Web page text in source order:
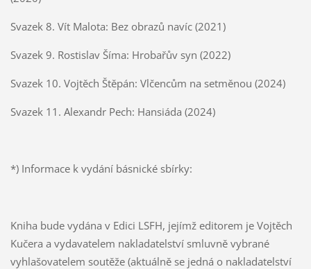
Svazek 8. Vít Malota: Bez obrazů navíc (2021)
Svazek 9. Rostislav Šíma: Hrobařův syn (2022)
Svazek 10. Vojtěch Štěpán: Vlčencům na setměnou (2024)
Svazek 11. Alexandr Pech: Hansiáda (2024)
*) Informace k vydání básnické sbírky:
Kniha bude vydána v Edici LSFH, jejímž editorem je Vojtěch
Kučera a vydavatelem nakladatelství smluvně vybrané
vyhlašovatelem soutěže (aktuálně se jedná o nakladatelství